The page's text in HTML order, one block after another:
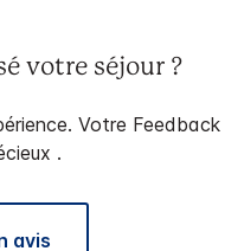
votre séjour ?
Votre Feedback
.
avis